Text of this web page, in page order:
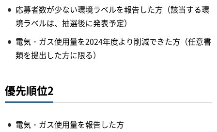
応募者数が少ない環境ラベルを報告した方（該当する環
境ラベルは、抽選後に発表予定）
電気・ガス使用量を2024年度より削減できた方（任意書
類を提出した方に限る）
優先順位2
電気・ガス使用量を報告した方